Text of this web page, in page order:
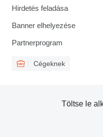
Hirdetés feladása
Banner elhelyezése
Partnerprogram
Cégeknek
Töltse le